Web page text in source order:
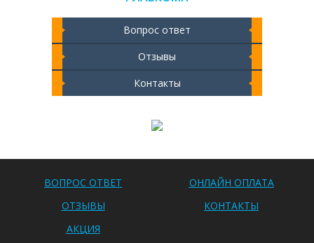
Вопрос ответ
Отзывы
Контакты
ВОПРОС ОТВЕТ
ОНЛАЙН ОПЛАТА
ОТЗЫВЫ
КОНТАКТЫ
АКЦИЯ